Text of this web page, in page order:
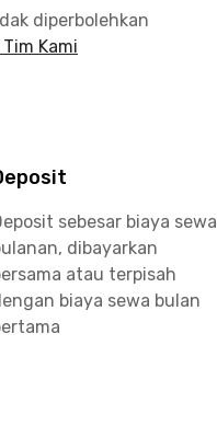
diperbolehkan
Kami
sebesar biaya sewa
dibayarkan
atau terpisah
biaya sewa bulan